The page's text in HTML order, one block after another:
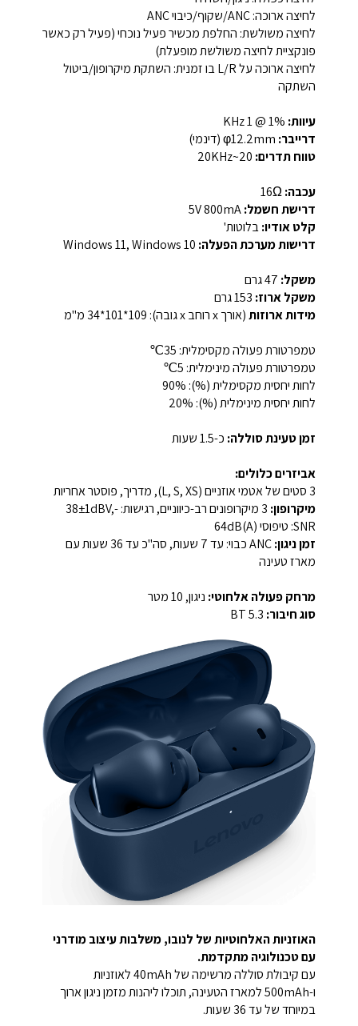
לחיצה ארוכה: ANC/שקוף/כיבוי ANC
לחיצה משולשת: החלפת מכשיר פעיל נוכחי (פעיל רק כאשר
פונקציית לחיצה משולשת מופעלת)
לחיצה ארוכה על L/R בו זמנית: השתקת מיקרופון/ביטול
השתקה
עיוות: 1% @ 1 KHz
דרייבר: φ12.2mm (דינמי)
טווח תדרים: 20~20KHz
עכבה:16Ω
דרישת חשמל:5V 800mA
קלט אודיו:בלוטות'
דרישות מערכת הפעלה: Windows 11, Windows 10
משקל: 47 גרם
משקל ארוז: 153 גרם
מידות ארוזות(אורך x רוחב x גובה): 109*101*34 מ"מ
טמפרטורת פעולה מקסימלית: 35℃
טמפרטורת פעולה מינימלית: 5℃
לחות יחסית מקסימלית (%): 90%
לחות יחסית מינימלית (%): 20%
זמן טעינת סוללה: כ-1.5 שעות
אביזרים כלולים:
3 סטים של אטמי אוזניים (L, S, XS), מדריך, פוסטר אחריות
מיקרופון:
3 מיקרופונים רב-כיווניים, רגישות: -38±1dBV,
SNR: טיפוסי 64dB(A)
זמן ניגון:
ANC כבוי: עד 7 שעות, סה"כ עד 36 שעות עם
מארז טעינה
מרחק פעולה אלחוטי: ניגון, 10 מטר
סוג חיבור: BT 5.3
האוזניות האלחוטיות של לנובו, משלבות עיצוב מודרני
עם טכנולוגיה מתקדמת.
עם קיבולת סוללה מרשימה של 40mAh לאוזניות
ו-500mAh למארז הטעינה, תוכלו ליהנות מזמן ניגון ארוך
במיוחד של עד 36 שעות.